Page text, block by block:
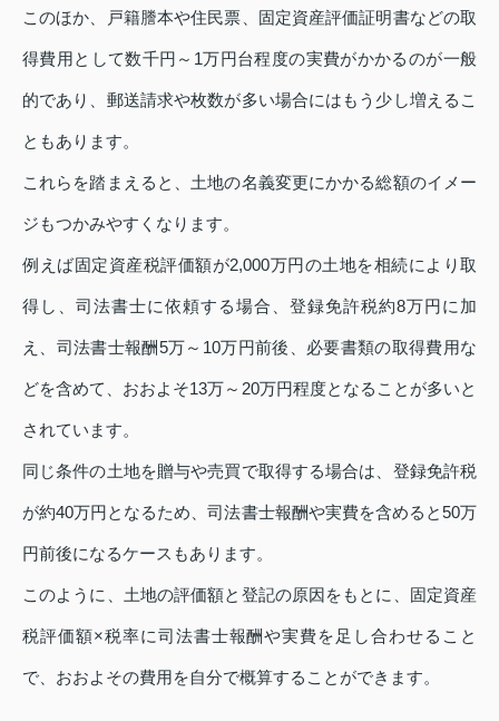
このほか、戸籍謄本や住民票、固定資産評価証明書などの取
得費用として数千円～1万円台程度の実費がかかるのが一般
的であり、郵送請求や枚数が多い場合にはもう少し増えるこ
ともあります。
これらを踏まえると、土地の名義変更にかかる総額のイメー
ジもつかみやすくなります。
例えば固定資産税評価額が2,000万円の土地を相続により取
得し、司法書士に依頼する場合、登録免許税約8万円に加
え、司法書士報酬5万～10万円前後、必要書類の取得費用な
どを含めて、おおよそ13万～20万円程度となることが多いと
されています。
同じ条件の土地を贈与や売買で取得する場合は、登録免許税
が約40万円となるため、司法書士報酬や実費を含めると50万
円前後になるケースもあります。
このように、土地の評価額と登記の原因をもとに、固定資産
税評価額×税率に司法書士報酬や実費を足し合わせること
で、おおよその費用を自分で概算することができます。